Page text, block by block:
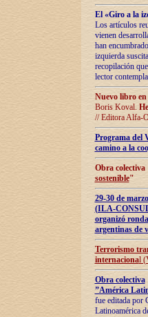
El «Giro a la
Los artículos
vienen
han
izquierda
recopilación
lector
Nuevo libro
Boris Koval.
// Editora Alfa-
Programa del
camino a la
Obra
sostenible"
29-30 de
(ILA-
organizó
argentinas de
Terrorismo
internacional
Obra colectiva
”América
fue editada por
Latinoamérica